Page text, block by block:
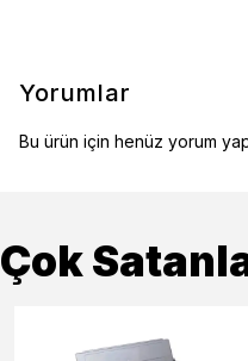
Yorumlar
Bu ürün için henüz yorum
Çok